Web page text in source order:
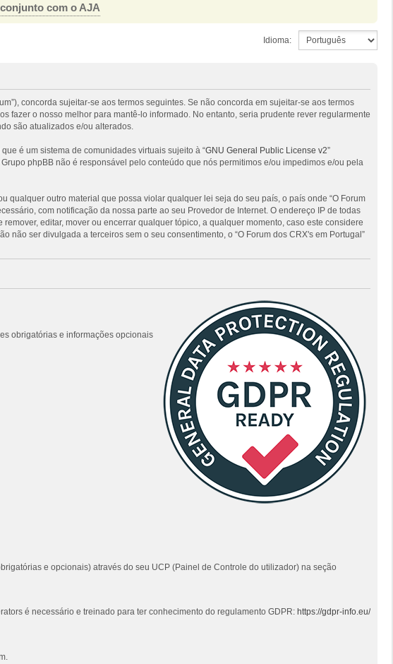
com o AJA
Idioma:
concorda sujeitar-se aos termos seguintes. Se não concorda em sujeitar-se aos termos
fazer o nosso melhor para mantê-lo informado. No entanto, seria prudente rever regularmente
são atualizados e/ou alterados.
que é um sistema de comunidades virtuais sujeito à “GNU General Public License v2”
phpBB não é responsável pelo conteúdo que nós permitimos e/ou impedimos e/ou pela
outro material que possa violar qualquer lei seja do seu país, o país onde “O Forum
com notificação da nossa parte ao seu Provedor de Internet. O endereço IP de todas
editar, mover ou encerrar qualquer tópico, a qualquer momento, caso este considere
ser divulgada a terceiros sem o seu consentimento, o “O Forum dos CRX's em Portugal”
obrigatórias e informações opcionais
e opcionais) através do seu UCP (Painel de Controle do utilizador) na seção
é necessário e treinado para ter conhecimento do regulamento GDPR: https://gdpr-info.eu/